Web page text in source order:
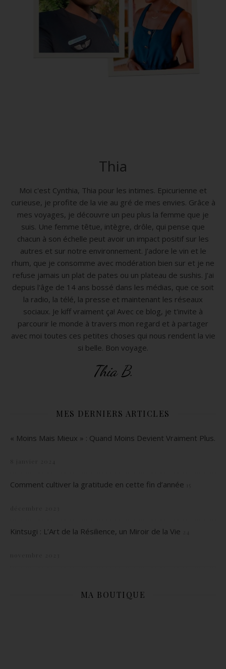
Thia
Moi c'est Cynthia, Thia pour les intimes. Epicurienne et
curieuse, je profite de la vie au gré de mes envies. Grâce à
mes voyages, je découvre un peu plus la femme que je
suis. Une femme têtue, intègre, drôle, qui pense que
chacun à son échelle peut avoir un impact positif sur les
autres et sur notre environnement. J'adore le vin et le
rhum, que je consomme avec modération bien sur et je ne
refuse jamais un plat de pates ou un plateau de sushis. J'ai
depuis l'âge de 14 ans bossé dans les médias, que ce soit
la radio, la télé, la presse et maintenant les réseaux
sociaux. Je kiff vraiment ça! Avec ce blog, je t'invite à
parcourir le monde à travers mon regard et à partager
avec moi toutes ces petites choses qui nous rendent la vie
si belle. Bon voyage.
Thia B.
MES DERNIERS ARTICLES
« Moins Mais Mieux » : Quand Moins Devient Vraiment Plus.
Comment cultiver la gratitude en cette fin d’année
Kintsugi : L’Art de la Résilience, un Miroir de la Vie
MA BOUTIQUE